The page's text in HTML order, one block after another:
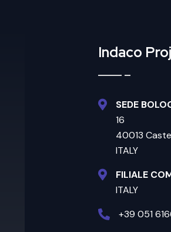
Indaco
SEDE
16
40013
ITALY
FILIALE
ITALY
+39 051